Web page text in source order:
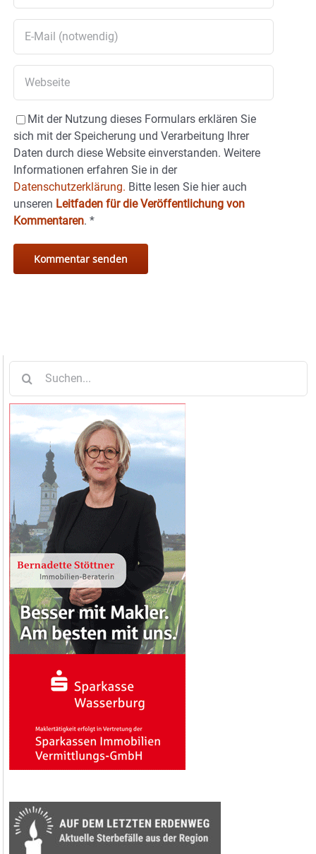
Mit der Nutzung dieses Formulars erklären Sie
sich mit der Speicherung und Verarbeitung Ihrer
Daten durch diese Website einverstanden. Weitere
Informationen erfahren Sie in der
Datenschutzerklärung. Bitte lesen Sie hier auch
unseren Leitfaden für die Veröffentlichung von
Kommentaren. *
nach: